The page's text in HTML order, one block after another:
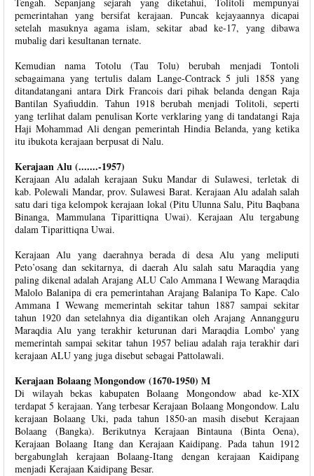
pemerintahan yang bersifat kerajaan. Puncak kejayaannya dicapai
setelah masuknya agama islam, sekitar abad ke-17, yang dibawa
mubalig dari kesultanan ternate.
Kemudian nama Totolu (Tau Tolu) berubah menjadi Tontoli
sebagaimana yang tertulis dalam Lange-Contrack 5 juli 1858 yang
ditandatangani antara Dirk Francois dari pihak belanda dengan Raja
Bantilan Syafiuddin. Tahun 1918 berubah menjadi Tolitoli, seperti
yang terlihat dalam penulisan Korte verklaring yang di tandatangi Raja
Haji Mohammad Ali dengan pemerintah Hindia Belanda, yang ketika
itu ibukota kerajaan berpusat di Nalu.
Kerajaan Alu (.......-1957)
Kerajaan Alu adalah kerajaan Suku Mandar di Sulawesi, terletak di
kab. Polewali Mandar, prov. Sulawesi Barat. Kerajaan Alu adalah salah
satu dari tiga kelompok kerajaan lokal (Pitu Ulunna Salu, Pitu Baqbana
Binanga, Mammulana Tiparittiqna Uwai). Kerajaan Alu tergabung
dalam Tiparittiqna Uwai.
Kerajaan Alu yang daerahnya berada di desa Alu yang meliputi
Peto’osang dan sekitarnya, di daerah Alu salah satu Maraqdia yang
paling dikenal adalah Arajang ALU Calo Ammana I Wewang Maraqdia
Malolo Balanipa di era pemerintahan Arajang Balanipa To Kape. Calo
Ammana I Wewang memerintah sekitar tahun 1887 sampai sekitar
tahun 1920 dan setelahnya dia digantikan oleh Arajang Annangguru
Maraqdia Alu yang terakhir keturunan dari Maraqdia Lombo' yang
memerintah sampai sekitar tahun 1957 beliau adalah raja terakhir dari
kerajaan ALU yang juga disebut sebagai Pattolawali.
Kerajaan Bolaang Mongondow (1670-1950) M
Di wilayah bekas kabupaten Bolaang Mongondow abad ke-XIX
terdapat 5 kerajaan. Yang terbesar Kerajaan Bolaang Mongondow. Lalu
kerajaan Bolaang Uki, pada tahun 1850-an masih disebut Kerajaan
Bolaang (Bangka). Berikutnya Kerajaan Bintauna (Binta Oena),
Kerajaan Bolaang Itang dan Kerajaan Kaidipang. Pada tahun 1912
bergabunglah kerajaan Bolaang-Itang dengan kerajaan Kaidipang
menjadi Kerajaan Kaidipang Besar.